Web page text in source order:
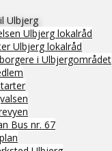
Ulbjerg
Ulbjerg lokalråd
Ulbjerg lokalråd
i Ulbjergområdet
Bus nr. 67